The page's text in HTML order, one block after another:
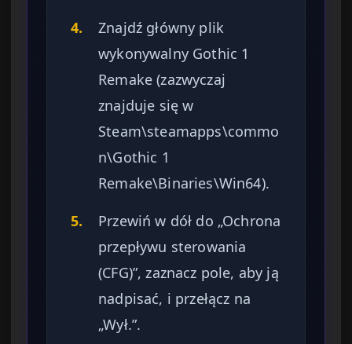
4.
Znajdź główny plik
wykonywalny Gothic 1
Remake (zazwyczaj
znajduje się w
Steam\steamapps\commo
n\Gothic 1
Remake\Binaries\Win64).
5.
Przewiń w dół do „Ochrona
przepływu sterowania
(CFG)”, zaznacz pole, aby ją
nadpisać, i przełącz na
„Wył.”.